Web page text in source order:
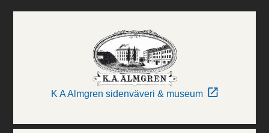
K A Almgren sidenväveri & museum